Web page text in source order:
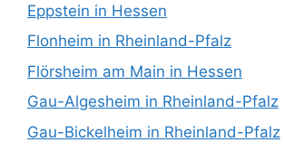
Eppstein in Hessen
Flonheim in Rheinland-Pfalz
Flörsheim am Main in Hessen
Gau-Algesheim in Rheinland-Pfalz
Gau-Bickelheim in Rheinland-Pfalz